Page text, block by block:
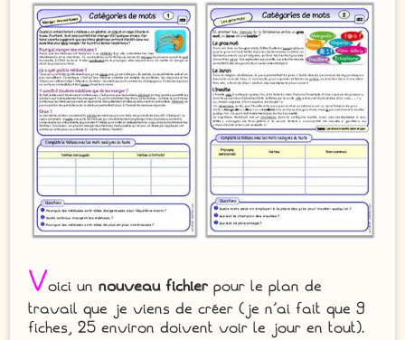
Voici unnouveau fichier pour le plan de
travail que je viens de créer (je n’ai fait que 9
fiches, 25 environ doivent voir le jour en tout).